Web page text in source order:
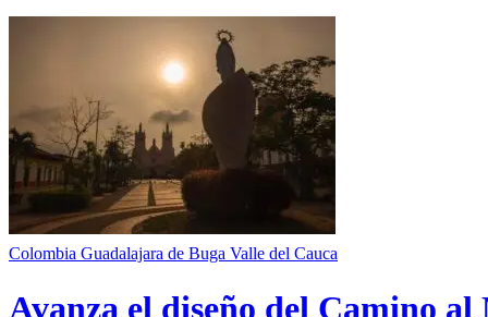
Colombia Guadalajara de Buga Valle del Cauca
Avanza el diseño del Camino